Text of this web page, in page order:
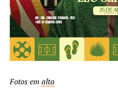
Fotos em alta